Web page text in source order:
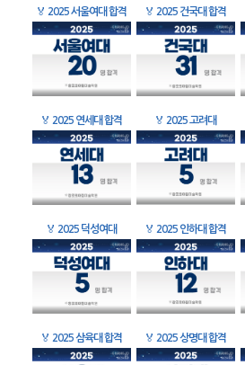
🏅 2025 서울여대 합격 🏅 2025 건국대 합격
🏅 2025 연세대 합격 🏅 2025 고려대
🏅 2025 덕성여대 🏅 2025 인하대 합격
🏅 2025 삼육대 합격 🏅 2025 상명대 합격